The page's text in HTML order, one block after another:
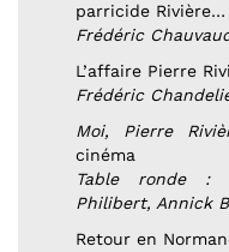
parricide Rivière…
Frédéric
L’affaire Pierre
Frédéric
Moi, Pierre
cinéma
Table ronde :
Philibert, Annick
Retour en